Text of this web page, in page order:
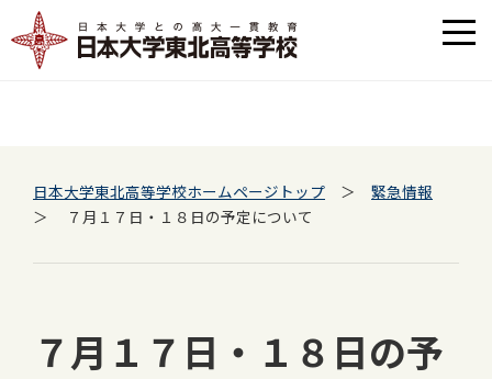
日本大学東北高等学校ホームページトップ ＞ 緊急情報
＞ ７月１７日・１８日の予定について
７月１７日・１８日の予